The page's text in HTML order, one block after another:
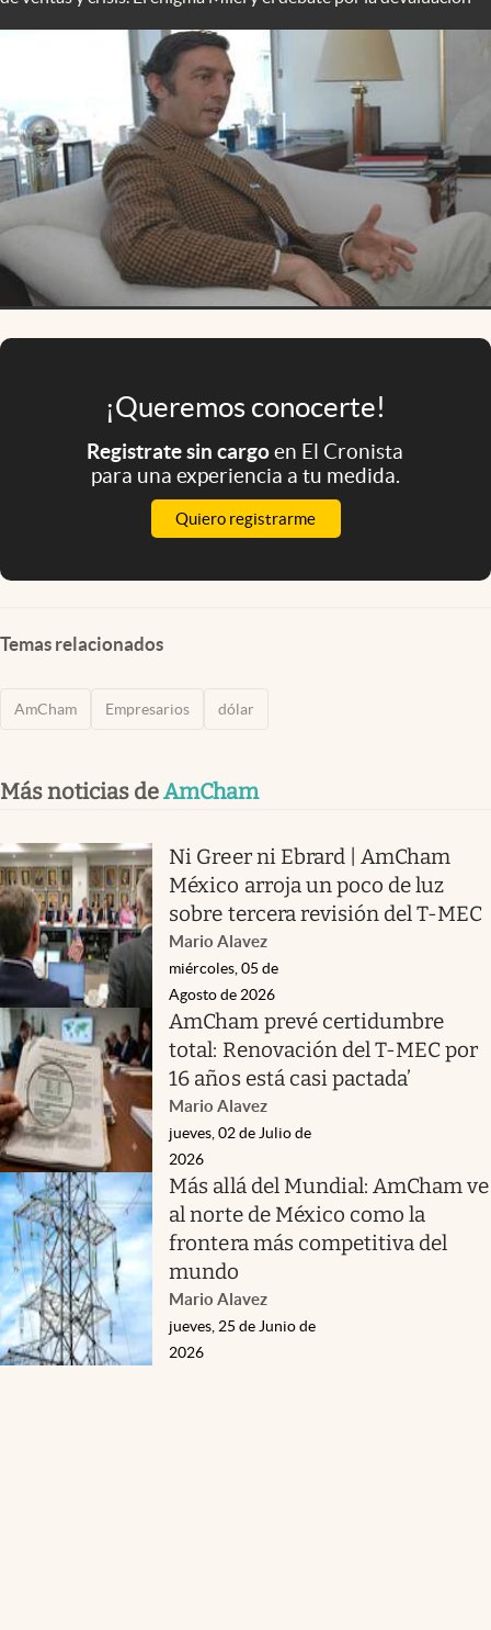
Infotechnology
Mundial 2026
Eventos Corporativos
El Cronista Studio
Mediakit
abre en nueva pestaña
¡Queremos conocerte!
Registrate sin cargoen El Cronista
para una experiencia a tu medida.
Quiero registrarme
Temas relacionados
AmCham Empresarios dólar
Más noticias deAmCham
Ni Greer ni Ebrard | AmCham
México arroja un poco de luz
sobre tercera revisión del T-MEC
Mario Alavez
miércoles, 05 de
Agosto de 2026
AmCham prevé certidumbre
total: Renovación del T-MEC por
16 años está casi pactada’
Mario Alavez
jueves, 02 de Julio de
2026
Más allá del Mundial: AmCham ve
al norte de México como la
frontera más competitiva del
mundo
Mario Alavez
jueves, 25 de Junio de
2026